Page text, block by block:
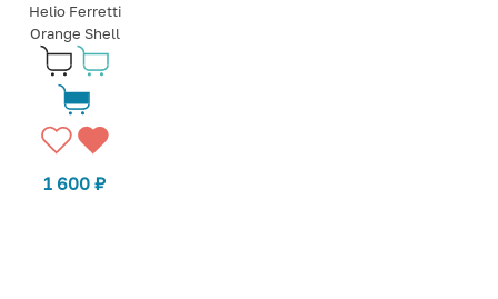
Helio Ferretti
Orange Shell
1 600₽